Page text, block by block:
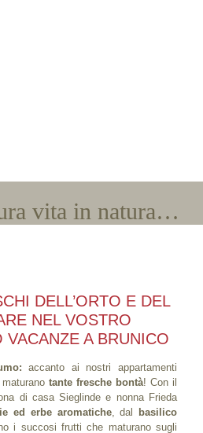
*Partenza*Adulti
vita in natura…
DELL’ORTO E DEL
NEL VOSTRO
VACANZE A BRUNICO
accanto ai nostri appartamenti
tante fresche bontà! Con il
di casa Sieglinde e nonna Frieda
ed erbe aromatiche, dal
basilico
i succosi frutti che maturano sugli